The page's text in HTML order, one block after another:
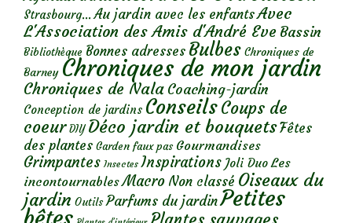
Strasbourg... Au jardin avec les enfantsAvec
L'Association des Amis d'André Eve Bassin
Bibliothèque Bonnes adresses Bulbes Chroniques de
Barney Chroniques de mon jardin
Chroniques de Nala Coaching-jardin
Conception de jardins ConseilsCoups de
coeur DIY Déco jardin et bouquetsFêtes
des plantes Garden faux pas Gourmandises
Grimpantes Insectes Inspirations Joli Duo Les
incontournables Macro Non classé Oiseaux du
jardin Outils Parfums du jardinPetites